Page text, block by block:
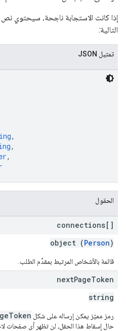
إذا كانت الاستجابة ناجحة، سيحتوي نص
التالية:
تمثيل JSON
,
,
,
الحقول
connections[]
object (Person)
قائمة بالأشخاص المرتبط بمقدِّم الطلب.
nextPageToken
string
رمز مميّز يمكن إرساله على شكل
حال إسقاط هذا الحقل، لن تظهر أي صفحات